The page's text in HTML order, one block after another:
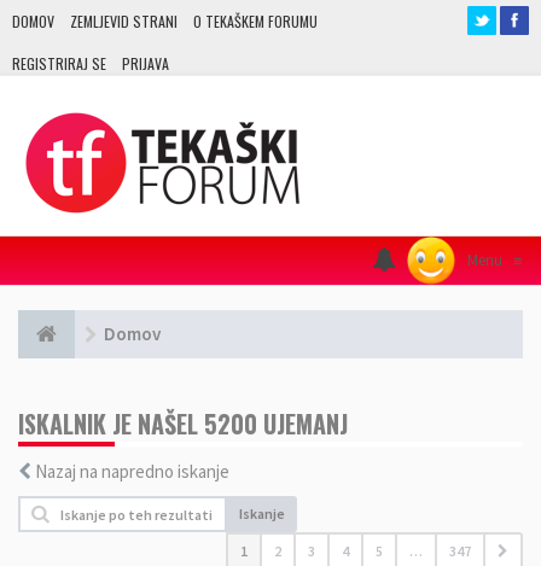
DOMOV ZEMLJEVID STRANI O TEKAŠKEM FORUMU
REGISTRIRAJ SE PRIJAVA
Menu ≡
Domov
ISKALNIK JE NAŠEL 5200 UJEMANJ
Nazaj na napredno iskanje
Iskanje
1 2 3 4 5 … 347